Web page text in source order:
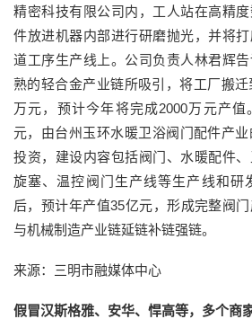
精密科技有限公司内，工人站在高精
件放进机器内部进行研磨抛光，并将
道工序生产线上。公司负责人林君辉
熟的轻合金产业链所吸引，将工厂搬
万元，预计今年将完成2000万元产值
元，由台州玉环水暖卫浴阀门配件产
投资，建设内容包括阀门、水暖配件、
旋塞、温控阀门生产线等生产线和研
后，预计年产值35亿元，形成完整阀
与机械制造产业链延链补链强链。
来源：三明市融媒体中心
假冒汉斯格雅、安华、悍高等，多个商